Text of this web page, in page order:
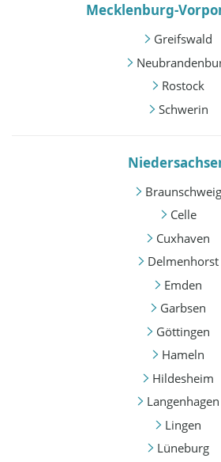
Mecklenburg-
Greifswald
Rostock
Schwerin
Braunschweig
Celle
Cuxhaven
Delmenhorst
Emden
Garbsen
Göttingen
Hameln
Hildesheim
Langenhagen
Lingen
Lüneburg